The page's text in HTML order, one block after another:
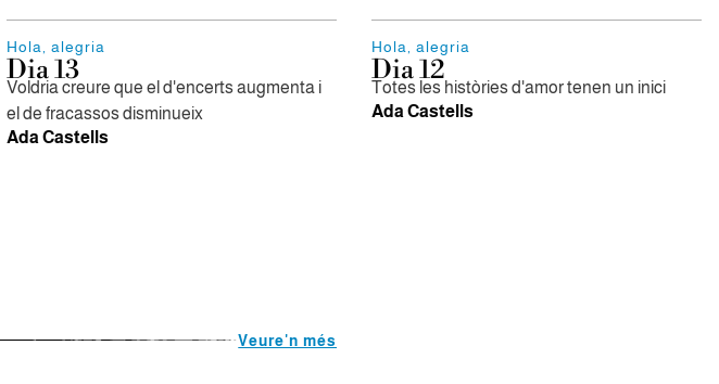
Hola, alegria
Dia 13
Voldria creure que el d'encerts augmenta i
el de fracassos disminueix
Ada Castells
Hola, alegria
Dia 12
Totes les històries d'amor tenen un inici
Ada Castells
Veure'n més